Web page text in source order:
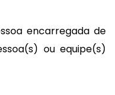
encarregada de
ou equipe(s)